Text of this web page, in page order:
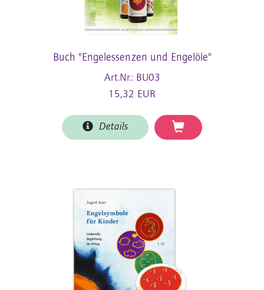
Buch "Engelessenzen und Engelöle"
Art.Nr.: BU03
15,32 EUR
Details